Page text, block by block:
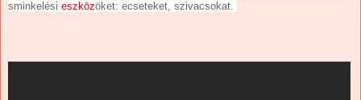
sminkelési eszközöket: ecseteket, szivacsokat.